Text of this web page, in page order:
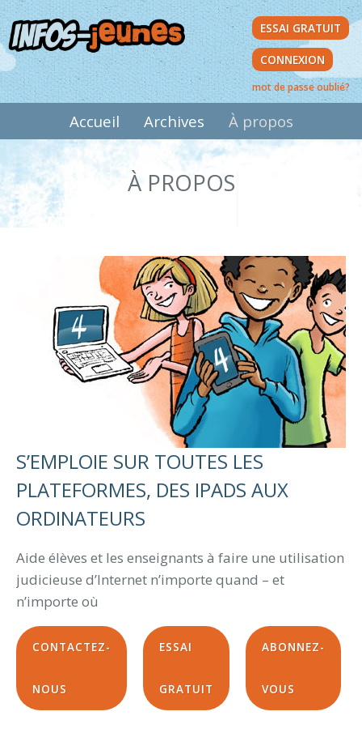
Aller
au
contenu
principal
ESSAI GRATUIT
CONNEXION
mot de passe oublié?
NAVIGATION
Accueil Archives À propos
À PROPOS
S’EMPLOIE SUR TOUTES LES
PLATEFORMES, DES IPADS AUX
ORDINATEURS
Aide élèves et les enseignants à faire une utilisation
judicieuse d’Internet n’importe quand – et
n’importe où
CONTACTEZ-
NOUS
ESSAI
GRATUIT
ABONNEZ-
VOUS